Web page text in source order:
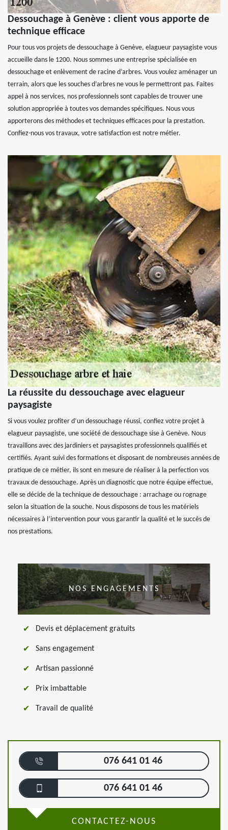
Dessouchage à Genève : client vous apporte de
technique efficace
Pour tous vos projets de dessouchage à Genève, elagueur paysagiste vous
accueille dans le 1200. Nous sommes une entreprise spécialisée en
dessouchage et enlèvement de racine d’arbres. Vous voulez aménager un
terrain, alors que les souches d’arbres ne vous le permettront pas. Faites
appel à nos services, nos professionnels sont capables de trouver une
solution appropriée à toutes vos demandes spécifiques. Nous vous
apporterons des méthodes et techniques efficaces pour la prestation.
Confiez-nous vos travaux, votre satisfaction est notre métier.
La réussite du dessouchage avec elagueur
paysagiste
Si vous voulez profiter d’un dessouchage réussi, confiez votre projet à
elagueur paysagiste, une société de dessouchage sise à Genève. Nous
travaillons avec des jardiniers et paysagistes professionnels qualifiés et
certifiés. Ayant suivi des formations et disposant de nombreuses années de
pratique de ce métier, ils sont en mesure de réaliser à la perfection vos
travaux de dessouchage. Après un diagnostic que notre équipe effectue,
elle se décide de la technique de dessouchage : arrachage ou rognage
selon la situation de la souche. Nous disposons de tous les matériels
nécessaires à l’intervention pour vous garantir la qualité et le succès de
nos prestations.
NOS ENGAGEMENTS
Devis et déplacement gratuits
Sans engagement
Artisan passionné
Prix imbattable
Travail de qualité
076 641 01 46
076 641 01 46
CONTACTEZ-NOUS